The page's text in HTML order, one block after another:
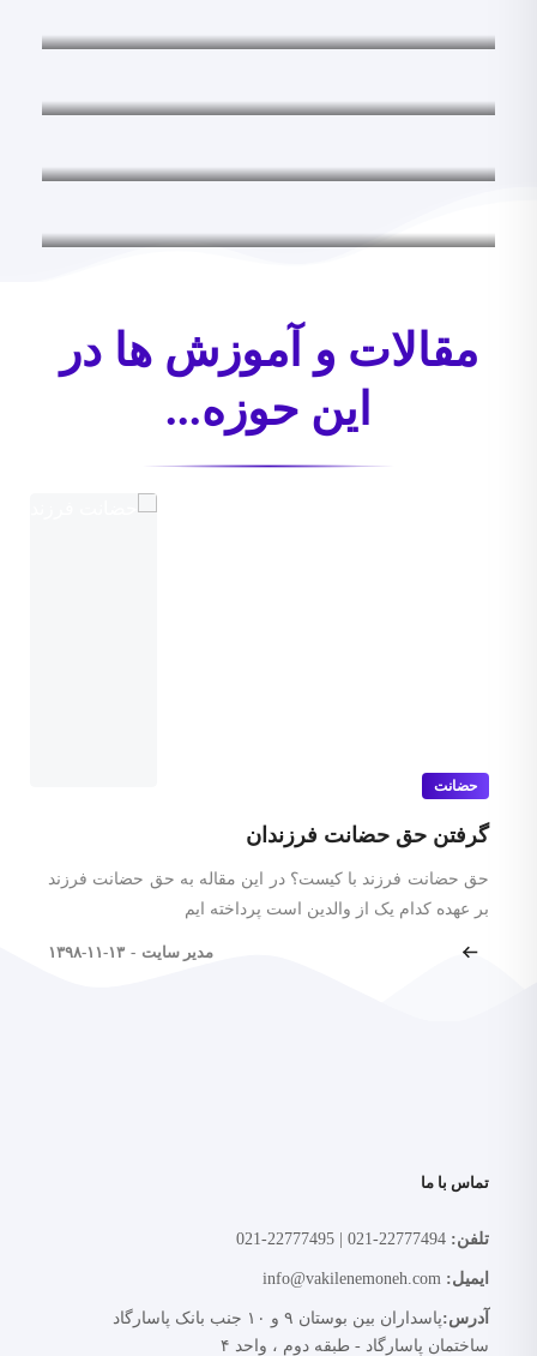
لوایح قضایی
شکواییه ها
دادخواست ها
مقالات و آموزش ها در
این حوزه...
حضانت
گرفتن حق حضانت فرزندان
حق حضانت فرزند با کیست؟ در این مقاله به حق حضانت فرزند
بر عهده کدام یک از والدین است پرداخته ایم
مدیر سایت - ۱۳۹۸-۱۱-۱۳
تماس با ما
تلفن:
ایمیل:
آدرس:پاسداران بین بوستان ۹ و ۱۰ جنب بانک پاسارگاد
ساختمان پاسارگاد - طبقه دوم ، واحد ۴